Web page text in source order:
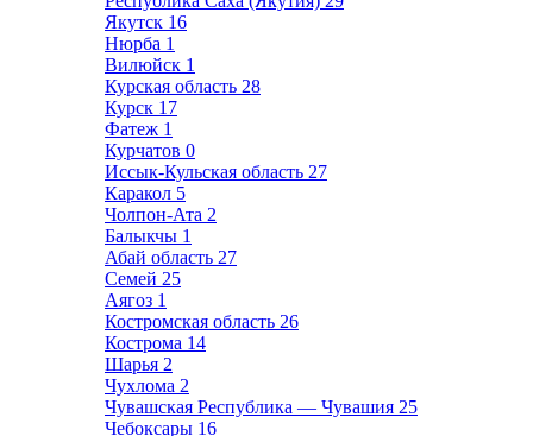
Якутск 16
Нюрба 1
Вилюйск 1
Курская область 28
Курск 17
Фатеж 1
Курчатов 0
Иссык-Кульская область 27
Каракол 5
Чолпон-Ата 2
Балыкчы 1
Абай область 27
Семей 25
Аягоз 1
Костромская область 26
Кострома 14
Шарья 2
Чухлома 2
Чувашская Республика — Чувашия 25
Чебоксары 16